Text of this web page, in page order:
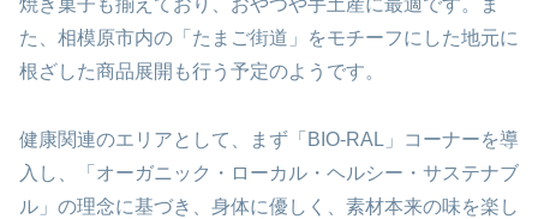
焼き菓子も揃えており、おやつや手土産に最適です。ま
た、相模原市内の「たまご街道」をモチーフにした地元に
根ざした商品展開も行う予定のようです。
健康関連のエリアとして、まず「BIO-RAL」コーナーを導
入し、「オーガニック・ローカル・ヘルシー・サステナブ
ル」の理念に基づき、身体に優しく、素材本来の味を楽し